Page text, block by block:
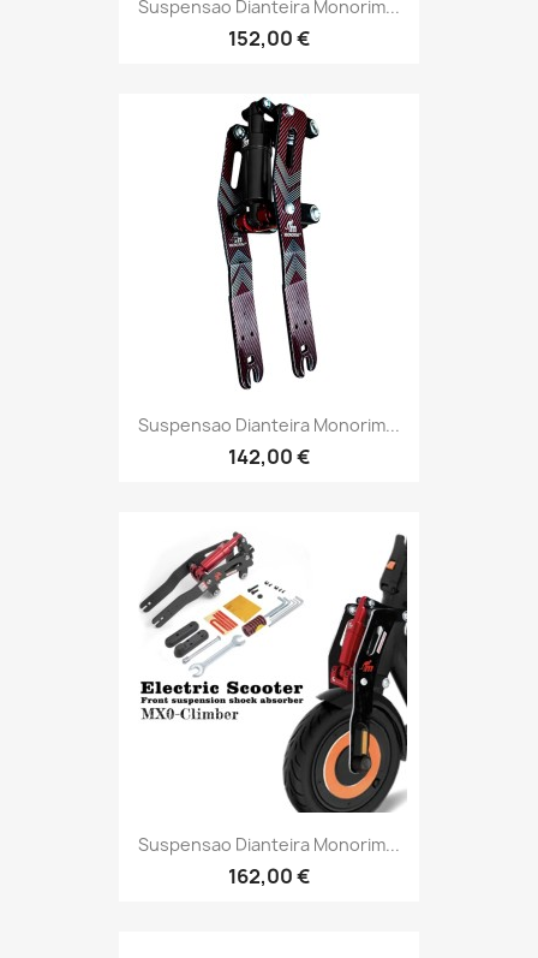
Suspensao Dianteira Monorim...
152,00 €
Suspensao Dianteira Monorim...
142,00 €
Suspensao Dianteira Monorim...
162,00 €